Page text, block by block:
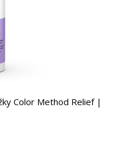
Color Method Relief |